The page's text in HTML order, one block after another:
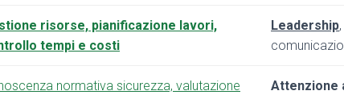
risorse, pianificazione lavori,
tempi e costi
Leadership
normativa sicurezza, valutazione
Attenzione